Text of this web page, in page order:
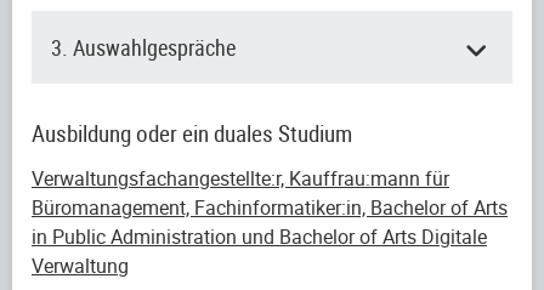
3. Auswahlgespräche
Ausbildung oder ein duales Studium
Verwaltungsfachangestellte:r, Kauffrau:mann für
Büromanagement, Fachinformatiker:in, Bachelor of Arts
in Public Administration und Bachelor of Arts Digitale
Verwaltung